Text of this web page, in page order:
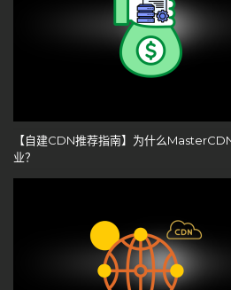
【自建CDN推荐指南】为什么
业？